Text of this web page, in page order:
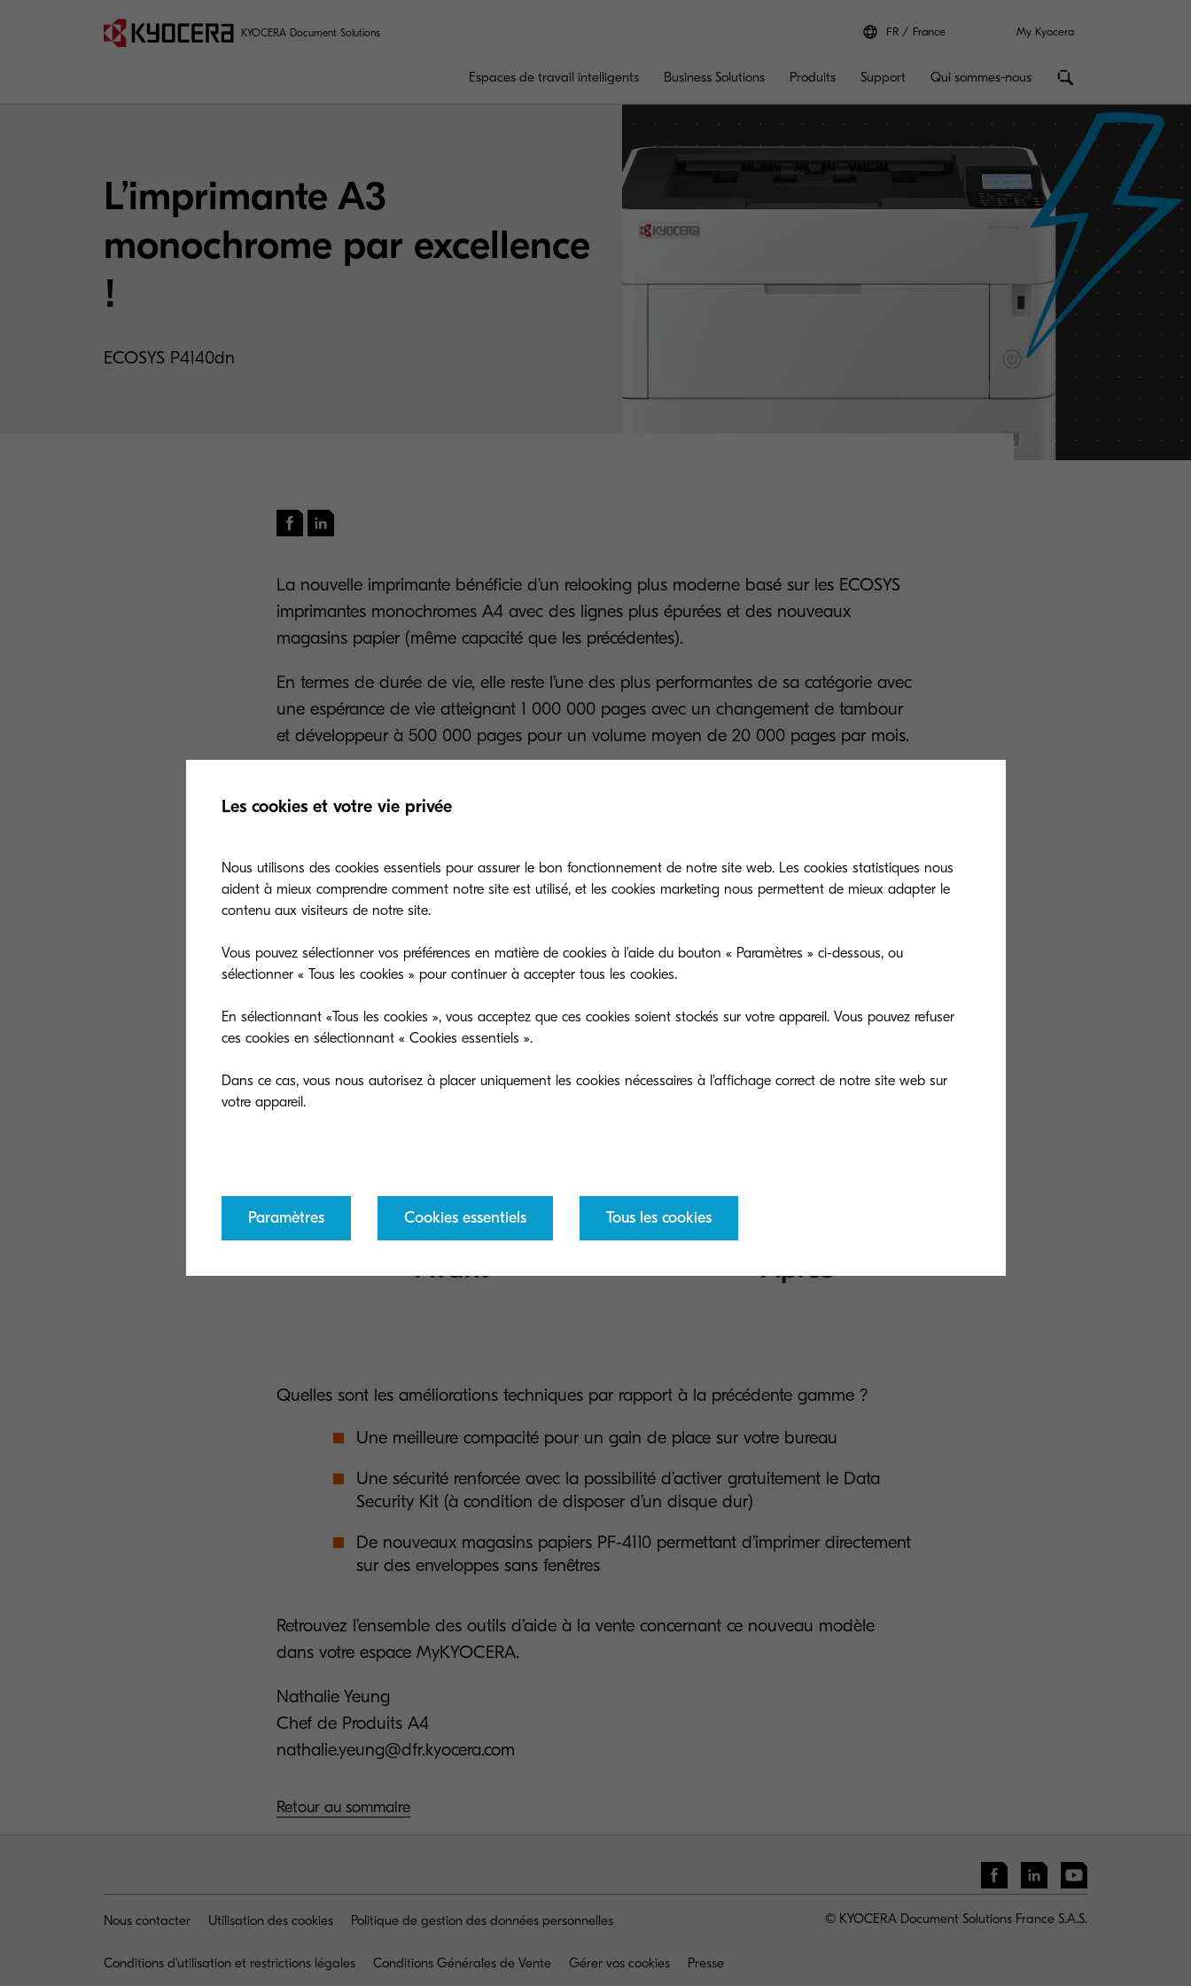
KYOCERA Document Solutions FR France My Kyocera
Espaces de travail intelligents Business Solutions Produits Support Qui sommes-nous
L’imprimante A3
monochrome par excellence
!
ECOSYS P4140dn
La nouvelle imprimante bénéficie d’un relooking plus moderne basé sur les ECOSYS
imprimantes monochromes A4 avec des lignes plus épurées et des nouveaux
magasins papier (même capacité que les précédentes).
En termes de durée de vie, elle reste l’une des plus performantes de sa catégorie avec
une espérance de vie atteignant 1 000 000 pages avec un changement de tambour
et développeur à 500 000 pages pour un volume moyen de 20 000 pages par mois.
Quelles sont les améliorations techniques par rapport à la précédente gamme ?
Une meilleure compacité pour un gain de place sur votre bureau
Une sécurité renforcée avec la possibilité d’activer gratuitement le Data
Security Kit (à condition de disposer d’un disque dur)
De nouveaux magasins papiers PF-4110 permettant d’imprimer directement
sur des enveloppes sans fenêtres
Retrouvez l’ensemble des outils d’aide à la vente concernant ce nouveau modèle
dans votre espace MyKYOCERA.
Nathalie Yeung
Chef de Produits A4
nathalie.yeung@dfr.kyocera.com
Retour au sommaire
Nous contacter Utilisation des cookies Politique de gestion des données personnelles
Conditions d'utilisation et restrictions légales Conditions Générales de Vente Gérer vos cookies Presse
© KYOCERA Document Solutions France S.A.S.
Les cookies et votre vie privée
Nous utilisons des cookies essentiels pour assurer le bon fonctionnement de notre site web. Les cookies statistiques nous
aident à mieux comprendre comment notre site est utilisé, et les cookies marketing nous permettent de mieux adapter le
contenu aux visiteurs de notre site.
Vous pouvez sélectionner vos préférences en matière de cookies à l'aide du bouton « Paramètres » ci-dessous, ou
sélectionner « Tous les cookies » pour continuer à accepter tous les cookies.
En sélectionnant «Tous les cookies », vous acceptez que ces cookies soient stockés sur votre appareil. Vous pouvez refuser
ces cookies en sélectionnant « Cookies essentiels ».
Dans ce cas, vous nous autorisez à placer uniquement les cookies nécessaires à l'affichage correct de notre site web sur
votre appareil.
Paramètres Cookies essentiels Tous les cookies